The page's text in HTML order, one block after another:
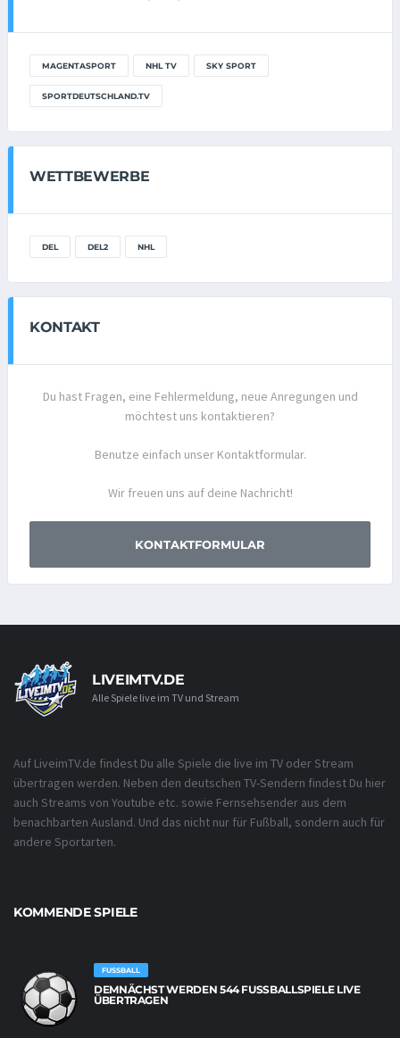
MAGENTASPORT NHL TV SKY SPORT
SPORTDEUTSCHLAND.TV
WETTBEWERBE
DEL DEL2 NHL
KONTAKT
Du hast Fragen, eine Fehlermeldung, neue Anregungen und
möchtest uns kontaktieren?
Benutze einfach unser Kontaktformular.
Wir freuen uns auf deine Nachricht!
KONTAKTFORMULAR
LIVEIMTV.DE
Alle Spiele live im TV und Stream
Auf LiveimTV.de findest Du alle Spiele die live im TV oder Stream
übertragen werden. Neben den deutschen TV-Sendern findest Du hier
auch Streams von Youtube etc. sowie Fernsehsender aus dem
benachbarten Ausland. Und das nicht nur für Fußball, sondern auch für
andere Sportarten.
KOMMENDE SPIELE
FUSSBALL
DEMNÄCHST WERDEN 544 FUSSBALLSPIELE LIVE Ü
BERTRAGEN